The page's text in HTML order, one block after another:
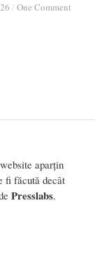
/ One Comment
/ One Comment
aparțin
fi făcută decât
Presslabs.